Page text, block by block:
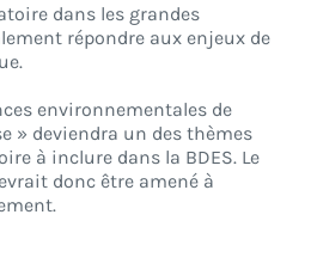
dans les grandes
répondre aux enjeux de
environnementales de
» deviendra un des thèmes
à inclure dans la BDES. Le
donc être amené à